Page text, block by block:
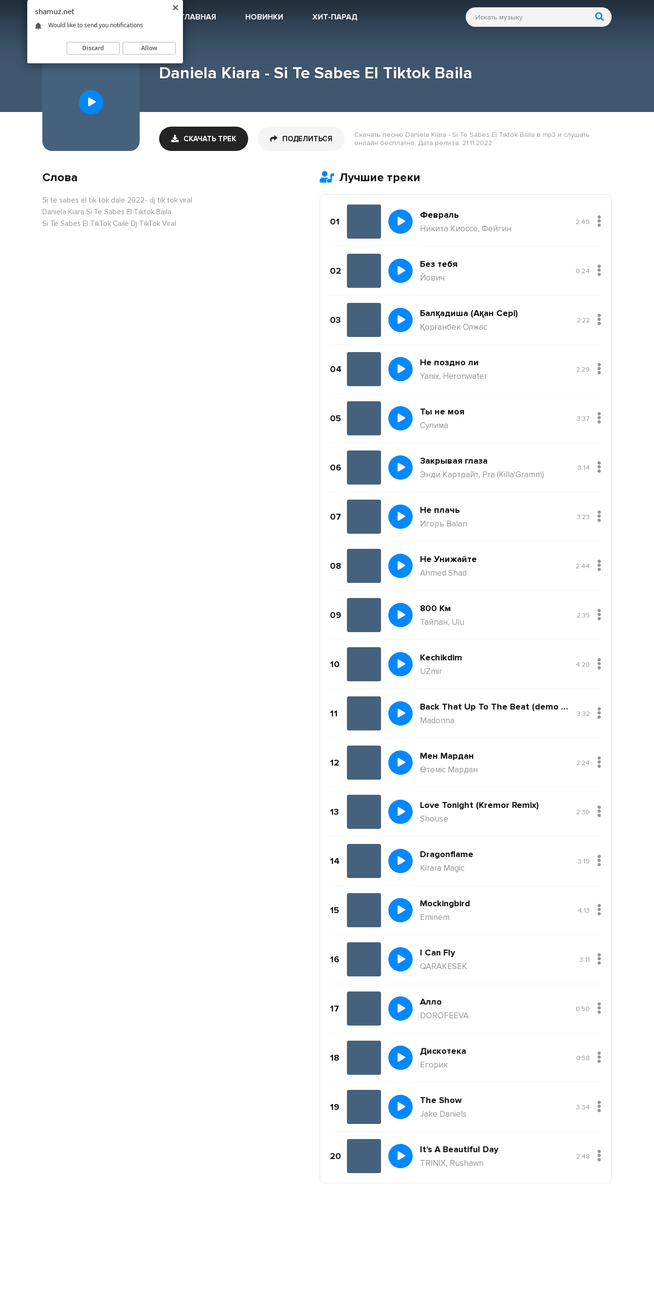
SHAMUZ ГЛАВНАЯ НОВИНКИ ХИТ-ПАРАД
Daniela Kiara - Si Te Sabes El Tiktok Baila
СКАЧАТЬ ТРЕК ПОДЕЛИТЬСЯ
Скачать песню Daniela Kiara - Si Te Sabes El Tiktok Baila в mp3 и слушать
онлайн бесплатно. Дата релиза: 21.11.2022
Слова
Si te sabes el tik tok dale 2022- dj tik tok viral
Daniela Kiara Si Te Sabes El Tiktok Baila
Si Te Sabes El TikTok Caile Dj TikTok Viral
Лучшие треки
01
Февраль
Никита Киоссе, Фейгин
2:49
02
Без тебя
Йович
0:24
03
Балқадиша (Ақан Сері)
Қорғанбек Олжас
2:22
04
Не поздно ли
Yanix, Heronwater
2:29
05
Ты не моя
Сулима
3:37
06
Закрывая глаза
Энди Картрайт, Pra (Killa'Gramm)
3:14
07
Не плачь
Игорь Balan
3:23
08
Не Унижайте
Ahmed Shad
2:44
09
800 Км
Тайпан, Ulu
2:35
10
Kechikdim
UZmir
4:20
11
Back That Up To The Beat (demo Version)
Madonna
3:32
12
Мен Мардан
Өтеміс Мардан
2:24
13
Love Tonight (Kremor Remix)
Shouse
2:30
14
Dragonflame
Kirara Magic
3:19
15
Mockingbird
Eminem
4:13
16
I Can Fly
QARAKESEK
3:11
17
Алло
DOROFEEVA
0:50
18
Дискотека
Егорик
0:58
19
The Show
Jake Daniels
3:34
20
It's A Beautiful Day
TRINIX, Rushawn
2:48
shamuz.net
Would like to send you notifications
Discard Allow